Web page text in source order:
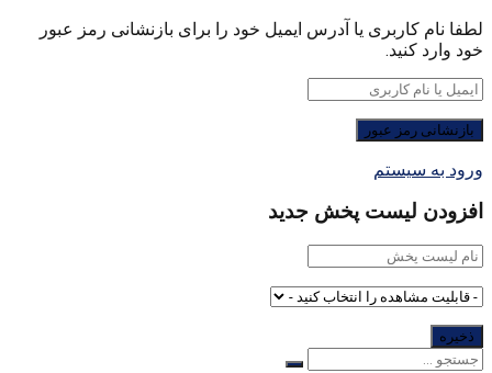
لطفا نام کاربری یا آدرس ایمیل خود را برای بازنشانی رمز عبور
خود وارد کنید.
ورود به سیستم
افزودن لیست پخش جدید